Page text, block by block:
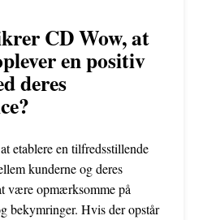
CD Wow, at
en positiv
deres
etablere en tilfredsstillende
kunderne og deres
være opmærksomme på
bekymringer. Hvis der opstår